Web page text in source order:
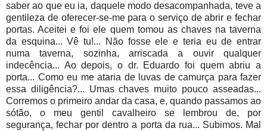
saber ao que eu ia, daquele modo desacompanhada, teve a
gentileza de oferecer-se-me para o serviço de abrir e fechar
portas. Aceitei e foi ele quem tomou as chaves na taverna
da esquina... Vê tu!... Não fosse ele e teria eu de entrar
numa taverna, sozinha, arriscada a ouvir qualquer
indecência... Ao depois, o dr. Eduardo foi quem abriu a
porta... Como eu me ataria de luvas de camurça para fazer
essa diligência?... Umas chaves muito pouco asseadas...
Corremos o primeiro andar da casa, e, quando passamos ao
sótão, o meu gentil cavalheiro se lembrou de, por
segurança, fechar por dentro a porta da rua... Subimos. Mal